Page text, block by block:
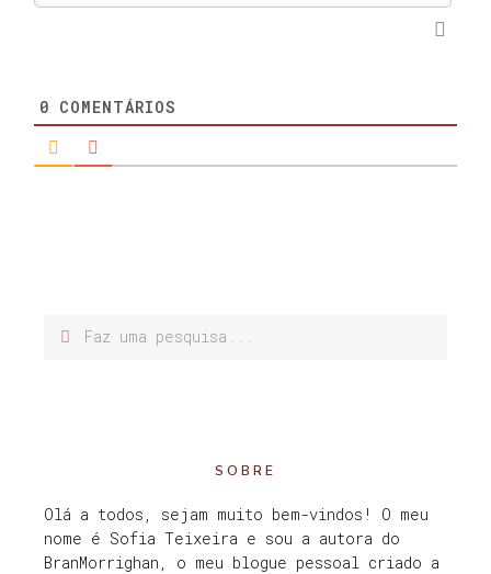
0 COMENTÁRIOS
SOBRE
Olá a todos, sejam muito bem-vindos! O meu
nome é Sofia Teixeira e sou a autora do
BranMorrighan, o meu blogue pessoal criado a